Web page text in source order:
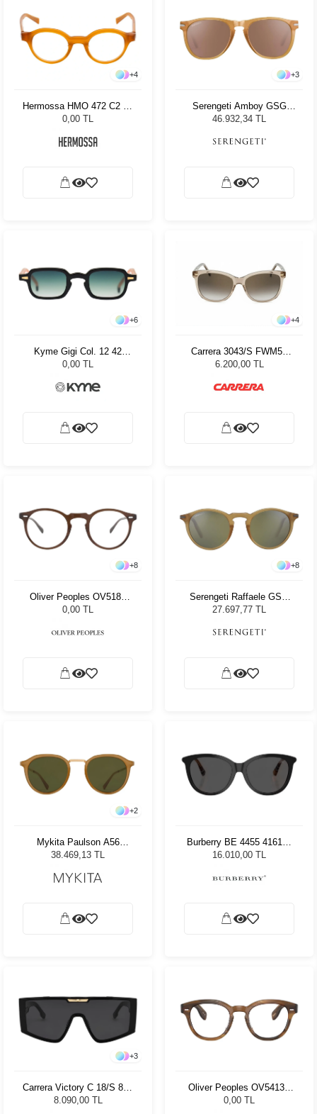
+4
Hermossa HMO 472 C2 46
23
0,00 TL
+3
Serengeti Amboy GSG
530002 Unisex Güneş
46.932,34 TL
+6
Kyme Gigi Col. 12 42
Unisex Güneş Gözlüğü
0,00 TL
+4
Carrera 3043/S FWM56
Kadın Güneş Gözlüğü
6.200,00 TL
+8
Oliver Peoples OV5186
1625 47
0,00 TL
+8
Serengeti Raffaele GSG
8951 Unisex Güneş
27.697,77 TL
+2
Mykita Paulson A56
GGLD/Brn/Dark Brn Unisex
38.469,13 TL
Burberry BE 4455 416187
55 Kadın Güneş Gözlüğü
16.010,00 TL
+3
Carrera Victory C 18/S 807
99 Kadın Güneş Gözlüğü
8.090,00 TL
Oliver Peoples OV5413U
1011 48
0,00 TL